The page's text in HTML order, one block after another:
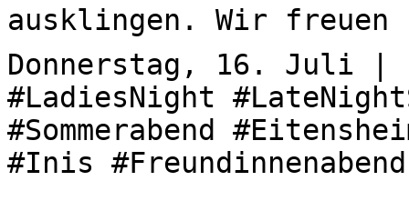
ausklingen. Wir freuen
Donnerstag, 16. Juli |
#LadiesNight
#Sommerabend
#Inis